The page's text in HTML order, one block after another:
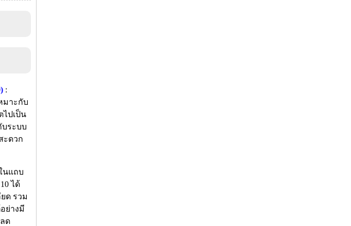
:
มาะกับ
ไปเป็น
บระบบ
ะดวก
นแถบ
ได้
ด รวม
ย่างมี
ด